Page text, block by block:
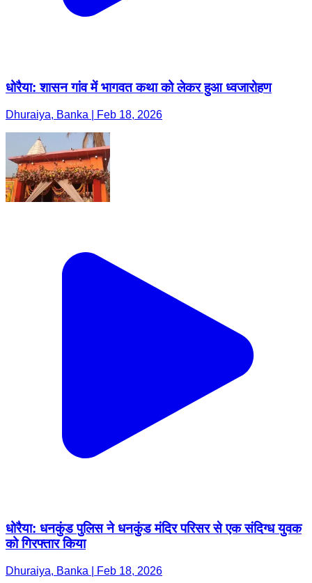
धोरैया: शासन गांव में भागवत कथा को लेकर हुआ ध्वजारोहण
Dhuraiya, Banka | Feb 18, 2026
धोरैया: धनकुंड पुलिस ने धनकुंड मंदिर परिसर से एक संदिग्ध युवक
को गिरफ्तार किया
Dhuraiya, Banka | Feb 18, 2026